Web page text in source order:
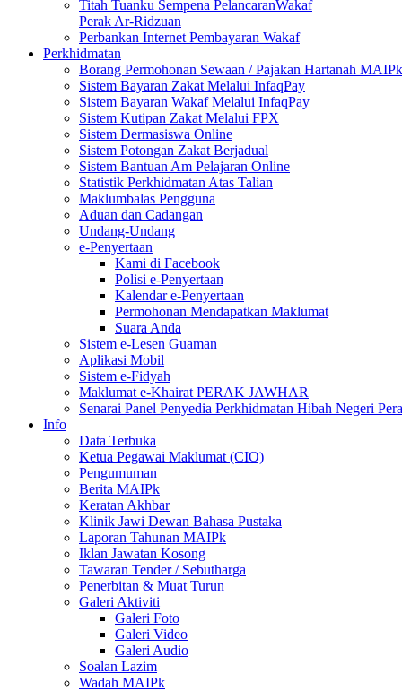
Titah Tuanku Sempena PelancaranWakaf
Perak Ar-Ridzuan
Perbankan Internet Pembayaran Wakaf
Perkhidmatan
Borang Permohonan Sewaan / Pajakan Hartanah MAIPk
Sistem Bayaran Zakat Melalui InfaqPay
Sistem Bayaran Wakaf Melalui InfaqPay
Sistem Kutipan Zakat Melalui FPX
Sistem Dermasiswa Online
Sistem Potongan Zakat Berjadual
Sistem Bantuan Am Pelajaran Online
Statistik Perkhidmatan Atas Talian
Maklumbalas Pengguna
Aduan dan Cadangan
Undang-Undang
e-Penyertaan
Kami di Facebook
Polisi e-Penyertaan
Kalendar e-Penyertaan
Permohonan Mendapatkan Maklumat
Suara Anda
Sistem e-Lesen Guaman
Aplikasi Mobil
Sistem e-Fidyah
Maklumat e-Khairat PERAK JAWHAR
Senarai Panel Penyedia Perkhidmatan Hibah Negeri
Info
Data Terbuka
Ketua Pegawai Maklumat (CIO)
Pengumuman
Berita MAIPk
Keratan Akhbar
Klinik Jawi Dewan Bahasa Pustaka
Laporan Tahunan MAIPk
Iklan Jawatan Kosong
Tawaran Tender / Sebutharga
Penerbitan & Muat Turun
Galeri Aktiviti
Galeri Foto
Galeri Video
Galeri Audio
Soalan Lazim
Wadah MAIPk